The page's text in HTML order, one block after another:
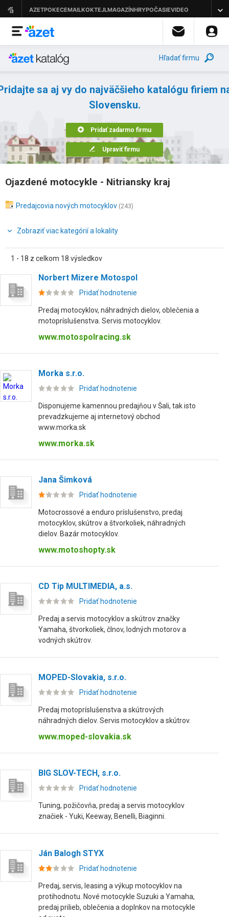
Hľadať firmu
sa aj vy do najväčšieho katalógu firiem
Slovensku.
Pridať zadarmo firmu
Upraviť firmu
Ojazdené motocykle - Nitriansky kraj
Predajcovia nových motocyklov (243)
Zobraziť viac kategórií a lokality
1 - 18 z celkom 18 výsledkov
Norbert Mizere Motospol
Pridať hodnotenie
Predaj motocyklov, náhradných dielov, oblečenia a
motopríslušenstva. Servis motocyklov.
www.motospolracing.sk
Morka s.r.o.
Pridať hodnotenie
Disponujeme kamennou predajňou v Šali, tak isto
prevadzkujeme aj internetový obchod
www.morka.sk
www.morka.sk
Jana Šimková
Pridať hodnotenie
Motocrossové a enduro príslušenstvo, predaj
motocyklov, skútrov a štvorkoliek, náhradných
dielov. Bazár motocyklov.
www.motoshopty.sk
CD Tip MULTIMEDIA, a.s.
Pridať hodnotenie
Predaj a servis motocyklov a skútrov značky
Yamaha, štvorkoliek, člnov, lodných motorov a
vodných skútrov.
MOPED-Slovakia, s.r.o.
Pridať hodnotenie
Predaj motopríslušenstva a skútrových
náhradných dielov. Servis motocyklov a skútrov.
www.moped-slovakia.sk
BIG SLOV-TECH, s.r.o.
Pridať hodnotenie
Tuning, požičovňa, predaj a servis motocyklov
značiek - Yuki, Keeway, Benelli, Biaginni.
Ján Balogh STYX
Pridať hodnotenie
Predaj, servis, leasing a výkup motocyklov na
protihodnotu. Nové motocykle Suzuki a Yamaha,
predaj prilieb, oblečenia a doplnkov na motocykle